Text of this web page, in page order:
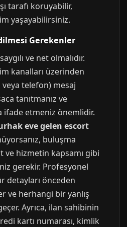
tarafı koruyabilir,
yaşayabilirsiniz.
Gerekenler
ve net olmalıdır.
kanalları üzerinden
telefon) mesaj
tanıtmanız ve
ifade etmeniz önemlidir.
eve gelen escort
buluşma
ve hizmetin kapsamı gibi
gerekir. Profesyonel
detayları önceden
ve herhangi bir yanlış
Ayrıca, ilan sahibinin
kartı numarası, kimlik